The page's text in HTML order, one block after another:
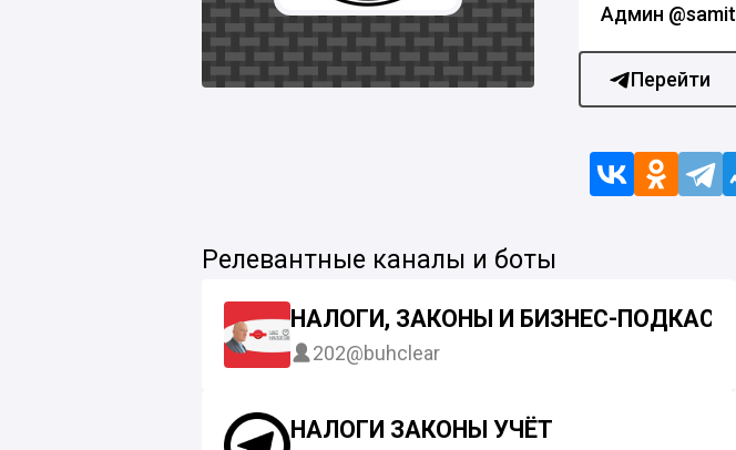
Админ
Перейти
Релевантные каналы и боты
НАЛОГИ, ЗАКОНЫ И БИЗНЕС-
202@buhclear
НАЛОГИ ЗАКОНЫ УЧЁТ